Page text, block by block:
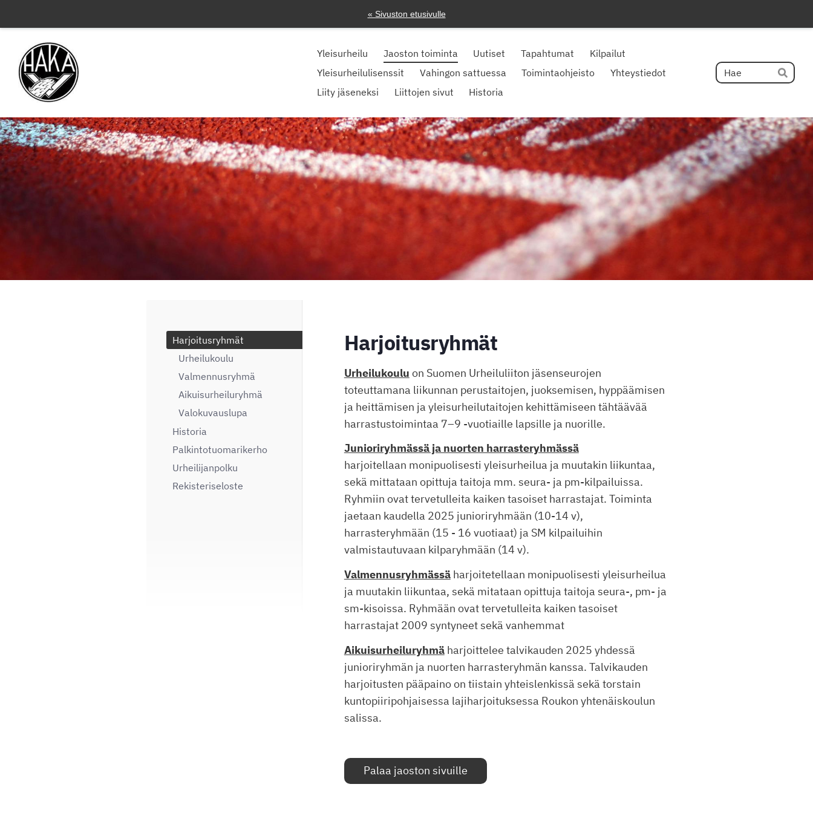
sivun
sisältöön
« Sivuston etusivulle
Valkeakosken Haka
Yleisurheilu Jaoston toiminta Uutiset Tapahtumat
Kilpailut
Yleisurheilulisenssit
Vahingon sattuessa Toimintaohjeisto
Yhteystiedot
Liity jäseneksi
Liittojen sivut Historia
Hae
Harjoitusryhmät
Urheilukoulu
Valmennusryhmä
Aikuisurheiluryhmä
Valokuvauslupa
Historia
Palkintotuomarikerho
Urheilijanpolku
Rekisteriseloste
Harjoitusryhmät
Urheilukoulu on Suomen Urheiluliiton jäsenseurojen
toteuttamana liikunnan perustaitojen, juoksemisen, hyppäämisen
ja heittämisen ja yleisurheilutaitojen kehittämiseen tähtäävää
harrastustoimintaa 7–9 -vuotiaille lapsille ja nuorille.
Junioriryhmässä ja nuorten harrasteryhmässä
harjoitellaan monipuolisesti yleisurheilua ja muutakin liikuntaa,
sekä mittataan opittuja taitoja mm. seura- ja pm-kilpailuissa.
Ryhmiin ovat tervetulleita kaiken tasoiset harrastajat. Toiminta
jaetaan kaudella 2025 junioriryhmään (10-14 v),
harrasteryhmään (15 - 16 vuotiaat) ja SM kilpailuihin
valmistautuvaan kilparyhmään (14 v).
Valmennusryhmässäharjoitetellaan monipuolisesti yleisurheilua
ja muutakin liikuntaa, sekä mitataan opittuja taitoja seura-, pm- ja
sm-kisoissa. Ryhmään ovat tervetulleita kaiken tasoiset
harrastajat 2009 syntyneet sekä vanhemmat
Aikuisurheiluryhmäharjoittelee talvikauden 2025 yhdessä
junioriryhmän ja nuorten harrasteryhmän kanssa. Talvikauden
harjoitusten pääpaino on tiistain yhteislenkissä sekä torstain
kuntopiiripohjaisessa lajiharjoituksessa Roukon yhtenäiskoulun
salissa.
Palaa jaoston sivuille